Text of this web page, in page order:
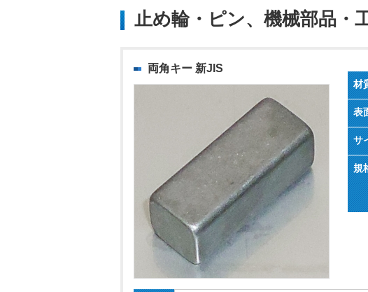
止め輪・ピン、機械部品・
両角キー 新JIS
材
表
サ
規